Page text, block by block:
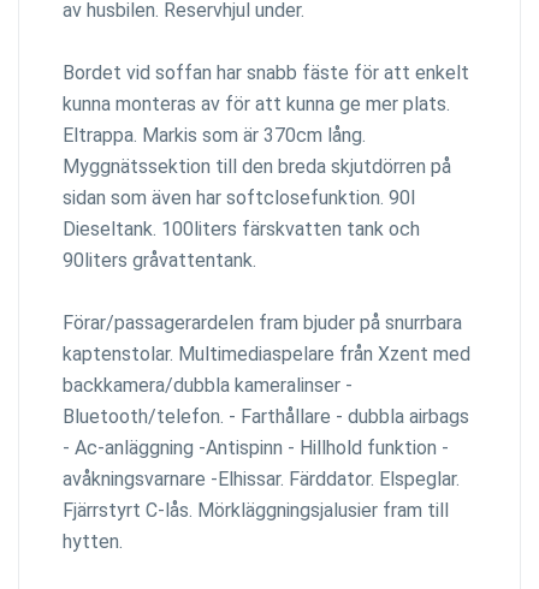
av husbilen. Reservhjul under.
Bordet vid soffan har snabb fäste för att enkelt
kunna monteras av för att kunna ge mer plats.
Eltrappa. Markis som är 370cm lång.
Myggnätssektion till den breda skjutdörren på
sidan som även har softclosefunktion. 90l
Dieseltank. 100liters färskvatten tank och
90liters gråvattentank.
Förar/passagerardelen fram bjuder på snurrbara
kaptenstolar. Multimediaspelare från Xzent med
backkamera/dubbla kameralinser -
Bluetooth/telefon. - Farthållare - dubbla airbags
- Ac-anläggning -Antispinn - Hillhold funktion -
avåkningsvarnare -Elhissar. Färddator. Elspeglar.
Fjärrstyrt C-lås. Mörkläggningsjalusier fram till
hytten.